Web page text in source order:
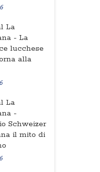
La
- La
lucchese
alla
La
-
Schweizer
il mito di